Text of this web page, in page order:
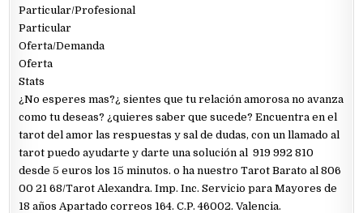
Particular/Profesional
Particular
Oferta/Demanda
Oferta
Stats
¿No esperes mas?¿ sientes que tu relación amorosa no avanza
como tu deseas? ¿quieres saber que sucede? Encuentra en el
tarot del amor las respuestas y sal de dudas, con un llamado al
tarot puedo ayudarte y darte una solución al 919 992 810
desde 5 euros los 15 minutos. o ha nuestro Tarot Barato al 806
00 21 68/Tarot Alexandra. Imp. Inc. Servicio para Mayores de
18 años Apartado correos 164. C.P. 46002. Valencia.